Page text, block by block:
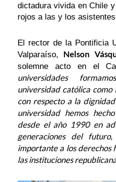
dictadura vivida en Chile
rojos a las y los
El rector de la Pontificia
Valparaíso,
Nelson
solemne acto en el
universidades
universidad católica como
con respecto a la
universidad hemos
desde el año 1990 en
generaciones del
importante a los derechos
las instituciones